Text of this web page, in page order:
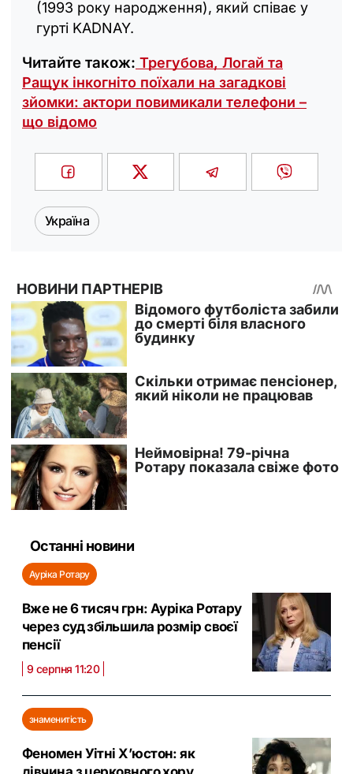
(1993 року народження), який співає у
гурті KADNAY.
Читайте також: Трегубова, Логай та
Ращук інкогніто поїхали на загадкові
зйомки: актори повимикали телефони –
що відомо
Україна
Останні новини
Ауріка Ротару
Вже не 6 тисяч грн: Ауріка Ротару
через суд збільшила розмір своєї
пенсії
9 серпня 11:20
знаменитість
Феномен Уітні Х’юстон: як